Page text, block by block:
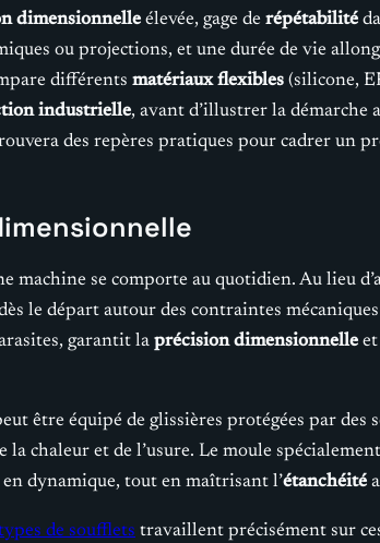
dimensionnelle élevée, gage de répétabilité
ou projections, et une durée de vie
différents matériaux flexibles (silicone,
industrielle, avant d’illustrer la démarche
des repères pratiques pour cadrer un
machine se comporte au quotidien. Au lieu
le départ autour des contraintes
garantit la précision dimensionnelle
être équipé de glissières protégées par des
chaleur et de l’usure. Le moule
dynamique, tout en maîtrisant l’étanchéité
de soufflets travaillent précisément sur